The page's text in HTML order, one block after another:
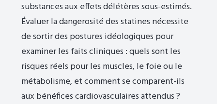
substances aux effets délétères sous-estimés.
Évaluer la dangerosité des statines nécessite
de sortir des postures idéologiques pour
examiner les faits cliniques : quels sont les
risques réels pour les muscles, le foie ou le
métabolisme, et comment se comparent-ils
aux bénéfices cardiovasculaires attendus ?